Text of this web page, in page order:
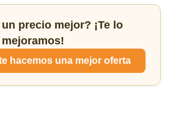
precio mejor? ¡Te lo
mejoramos!
hacemos una mejor oferta